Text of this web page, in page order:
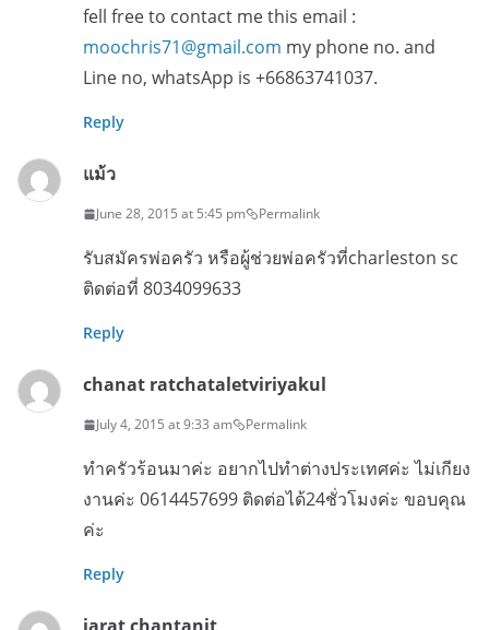
fell free to contact me this email :
moochris71@gmail.com my phone no. and
Line no, whatsApp is +66863741037.
Reply
แม้ว
June 28, 2015 at 5:45 pm Permalink
รับสมัครพ่อครัว หรือผู้ช่วยพ่อครัวที่charleston sc
ติดต่อที่ 8034099633
Reply
chanat ratchataletviriyakul
July 4, 2015 at 9:33 am Permalink
ทำครัวร้อนมาค่ะ อยากไปทำต่างประเทศค่ะ ไม่เกียง
งานค่ะ 0614457699 ติดต่อได้24ชั่วโมงค่ะ ขอบคุณ
ค่ะ
Reply